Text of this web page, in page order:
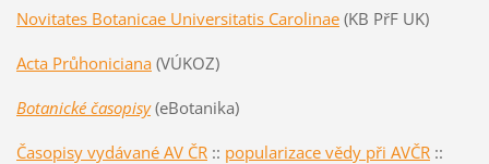
Novitates Botanicae Universitatis Carolinae(KB PřF UK)
Acta Průhoniciana(VÚKOZ)
Botanické časopisy(eBotanika)
Časopisy vydávané AV ČR:: popularizace vědy při AVČR::